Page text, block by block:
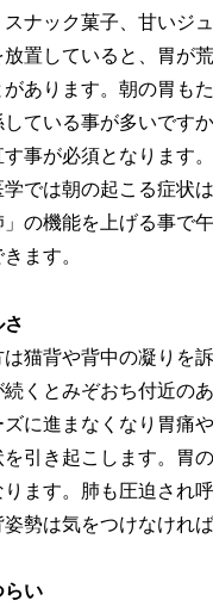
ナック菓子、甘いジ
置していると、胃が
があります。朝の胃も
ている事が多いです
事が必須となります。
では朝の起こる症状
」の機能を上げる事で
ます。
猫背や背中の凝りを
くとみぞおち付近の
に進まなくなり胃痛
引き起こします。胃
ます。肺も圧迫され
勢は気をつけなければ
らい